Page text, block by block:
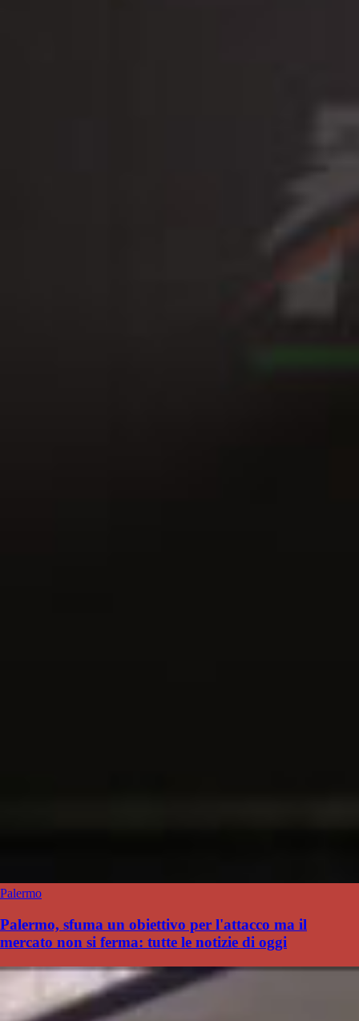
Palermo
Palermo, sfuma un obiettivo per l'attacco ma il
mercato non si ferma: tutte le notizie di oggi